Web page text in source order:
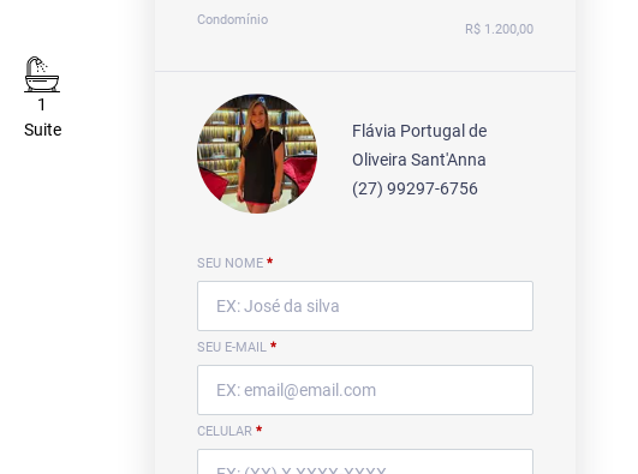
1
Suite
Condomínio
R$ 1.200,00
Flávia Portugal de
Oliveira Sant'Anna
(27) 99297-6756
SEU NOME *
SEU E-MAIL *
CELULAR *